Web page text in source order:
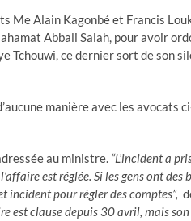
Me Alain Kagonbé et Francis
Abbali Salah, pour avoir
Tchouwi, ce dernier sort de son
manière avec les avocats
au ministre. “L’incident a
est réglée. Si les gens ont
incident pour régler des comptes”,
est clause depuis 30 avril, mais